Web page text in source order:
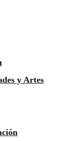
y Artes